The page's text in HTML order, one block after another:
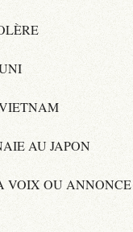
AU JAPON
VOIX OU